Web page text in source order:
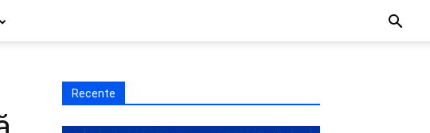
Recente